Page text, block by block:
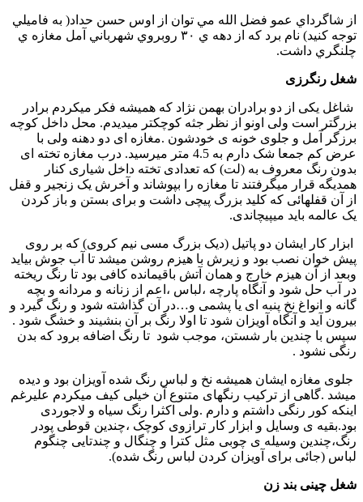
از شاگرداي عمو فضل الله مي توان از اوس حسن حداد( به فاميلي
توجه كنيد) نام برد كه از دهه ي ٣٠ روبروي شهرباني آمل مغازه ي
چلنگري داشت.
شغل رنگرزی
شاغل یکی از دو برادران بهمن نژاد که همیشه فکر میکردم برادر
بزرگتر است ولی اونو از نظر جثه کوچکتر میدیدم. محل داخل کوچه
برزگر آمل و جلوی خونه ی خودشون .مغازه ای دو دهنه ولی با
عرض کم جمعا شک دارم به 4.5 متر میرسید. درب مغازه تخته ای
بدون رنگ معروف به (لت) که تعدادی تخته داخل شیاری کنار
همدیگه قرار میگرفتند تا مغازه را بپوشاند و آخرش یک زنجیر و قفل
از آن قفلهائی که کلید بزرگ پیچی داشت و برای بستن و باز کردن
یک عالمه باید میپیچاندی.
ابزار کار ایشان دو پاتیل (دیک بزرگ مسی نیم کروی) که بر روی
پیش خوان نصب بود و زیرش با هیزم روشن میشد تا آب جوش بیاید
وبعد از آن هیزم خارج و همان آتش باقیمانده کافی بود تا رنگ ریخته
در آب حل شود و آنگاه پارچه ،لباس ،اعم از زنانه و مردانه و بچه
گانه و انواغ نخ پنبه ای یا پشمی و…در آن گذاشته شود و رنگ گیرد و
بیرون آید و آنگاه آویزان شود تا اولا رنگ بر آن بنشیند و خشگ شود .
سپس با چندین بار شستن، موجب شود تا رنگ اضافه برود که بدن
رنگی نشود .
جلوی مغازه ایشان همیشه نخ و لباس رنگ شده آویزان بود و دیده
میشد .گاهی از ترکیب رنگهای متنوع آن خیلی کیف میکردم علیرغم
اینکه کور رنگی داشتم و دارم .ولی اکثرا رنگ سیاه و لاجوردی
بود.بقیه ی وسایل و ابزار کار ترازوی کوچک ،چندین قوطی پودر
رنگ،چندین وسیله ی چوبی مثل کترا و چنگال و چندتایی چنگوم
لباس (جائی برای آویزان کردن لباس رنگ شده).
شغل چینی بند زن